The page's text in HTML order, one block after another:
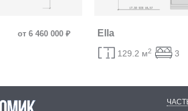
от 6 460 000 ₽ Ella
129.2 м2 3